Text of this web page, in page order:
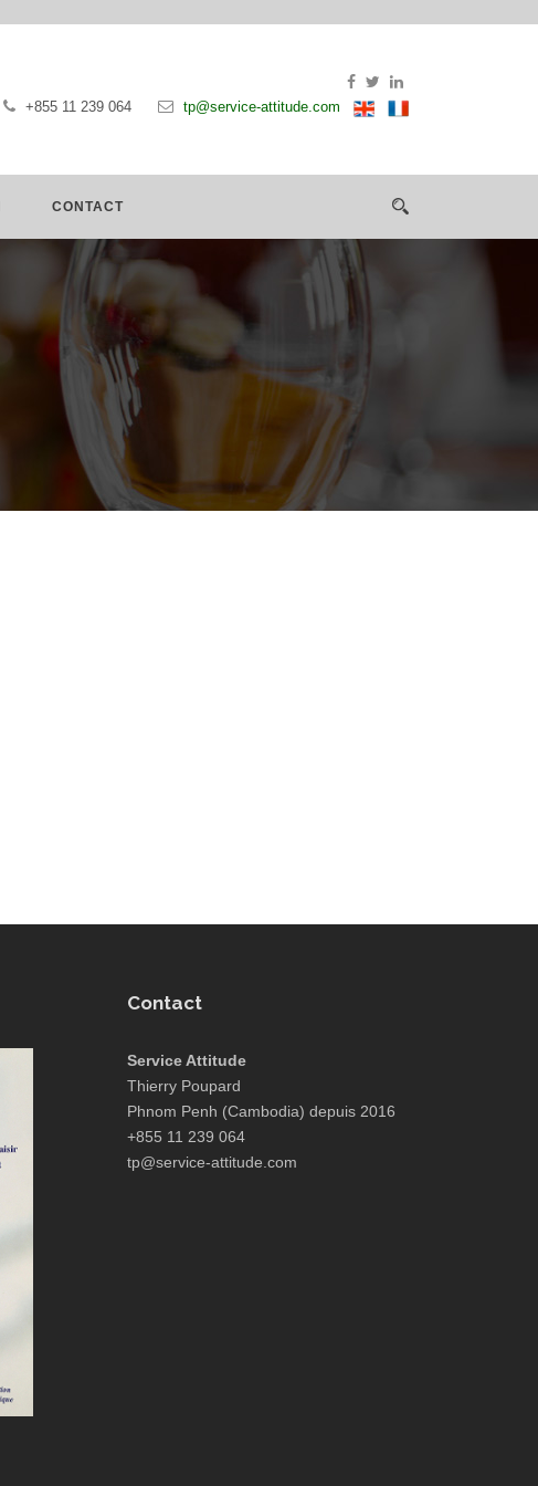
+855 11 239 064 tp@service-attitude.com
CONTACT
Contact
Service Attitude
Thierry Poupard
Phnom Penh (Cambodia) depuis 2016
+855 11 239 064
tp@service-attitude.com